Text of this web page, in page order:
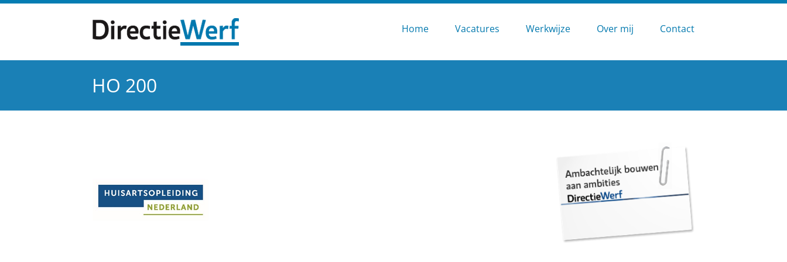
Ga
Home Vacatures Werkwijze Over mij Contact
HO 200